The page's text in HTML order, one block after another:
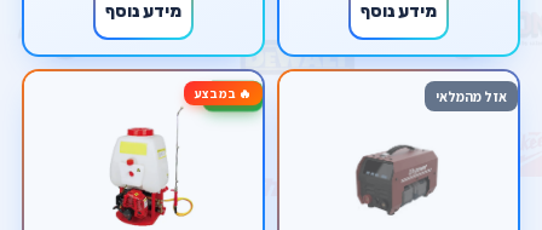
מידע נוסף מידע נוסף
אזל מהמלאי 🔥 במבצע-22%